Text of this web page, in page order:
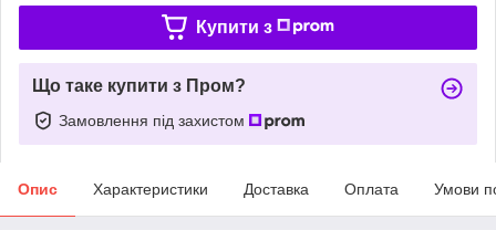
Купити з
Що таке купити з Пром?
Замовлення під захистом
Опис Характеристики Доставка Оплата Умови